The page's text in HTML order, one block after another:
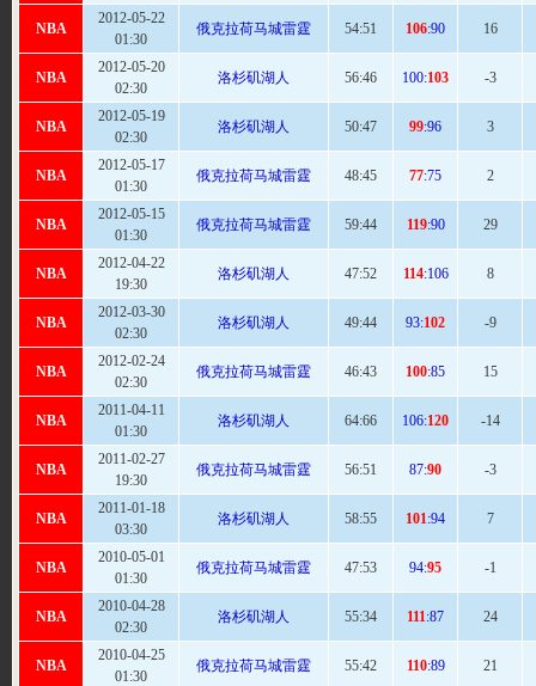
NBA
2012-05-22
01:30
俄克拉荷马城雷霆 54:51 106:90 16
NBA
2012-05-20
02:30
洛杉矶湖人 56:46 100:103 -3
NBA
2012-05-19
02:30
洛杉矶湖人 50:47 99:96 3
NBA
2012-05-17
01:30
俄克拉荷马城雷霆 48:45 77:75 2
NBA
2012-05-15
01:30
俄克拉荷马城雷霆 59:44 119:90 29
NBA
2012-04-22
19:30
洛杉矶湖人 47:52 114:106 8
NBA
2012-03-30
02:30
洛杉矶湖人 49:44 93:102 -9
NBA
2012-02-24
02:30
俄克拉荷马城雷霆 46:43 100:85 15
NBA
2011-04-11
01:30
洛杉矶湖人 64:66 106:120 -14
NBA
2011-02-27
19:30
俄克拉荷马城雷霆 56:51 87:90 -3
NBA
2011-01-18
03:30
洛杉矶湖人 58:55 101:94 7
NBA
2010-05-01
01:30
俄克拉荷马城雷霆 47:53 94:95 -1
NBA
2010-04-28
02:30
洛杉矶湖人 55:34 111:87 24
NBA
2010-04-25
01:30
俄克拉荷马城雷霆 55:42 110:89 21